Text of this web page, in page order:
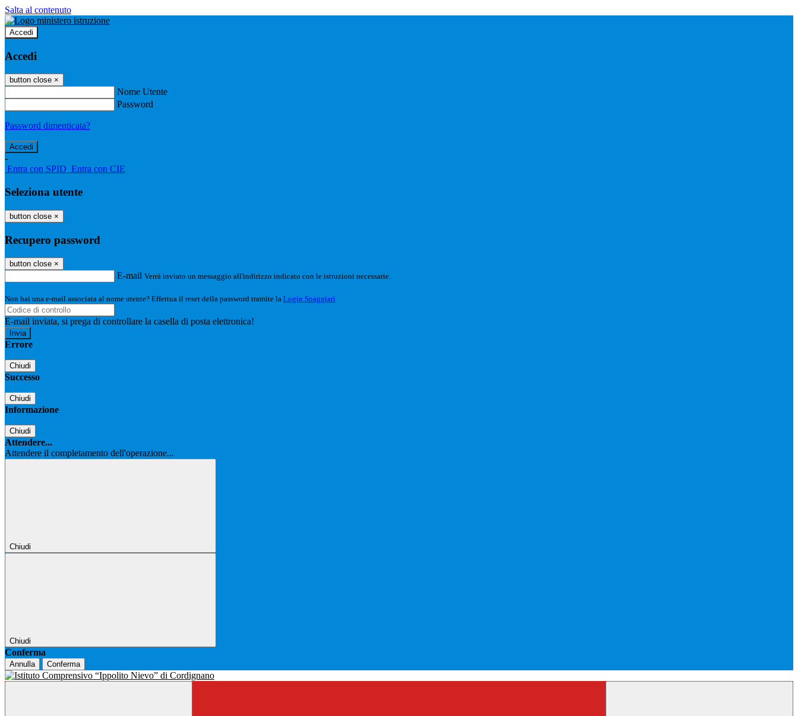
Salta al contenuto
Accedi
Accedi
button close ×
Nome Utente
Password
Password dimenticata?
-
Entra con SPID Entra con CIE
Seleziona utente
button close ×
Recupero password
button close ×
E-mail Verrà inviato un messaggio all'indirizzo indicato con le istruzioni necessarie.
Non hai una e-mail associata al nome utente? Effettua il reset della password tramite la Login Spaggiari
E-mail inviata, si prega di controllare la casella di posta elettronica!
Errore
Chiudi
Successo
Chiudi
Informazione
Chiudi
Attendere...
Attendere il completamento dell'operazione...
Chiudi
Chiudi
Conferma
Annulla Conferma